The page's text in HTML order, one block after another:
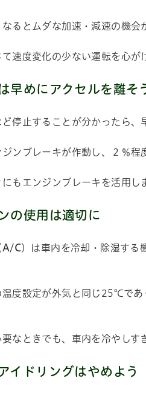
よう
るとムダな加速・減速の機会
速度変化の少ない運転を心が
早めにアクセルを離そ
停止することが分かったら、
ンブレーキが作動し、２％程
もエンジンブレーキを活用し
の使用は適切に
A/C）は車内を冷却・除湿する
温度設定が外気と同じ25℃で
なときでも、車内を冷やしす
イドリングはやめよう